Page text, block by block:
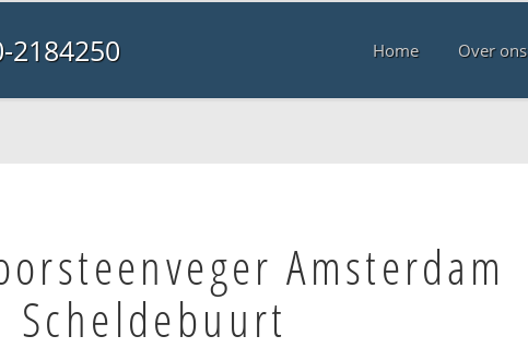
2184250 Home Over ons
Amsterdam
Scheldebuurt